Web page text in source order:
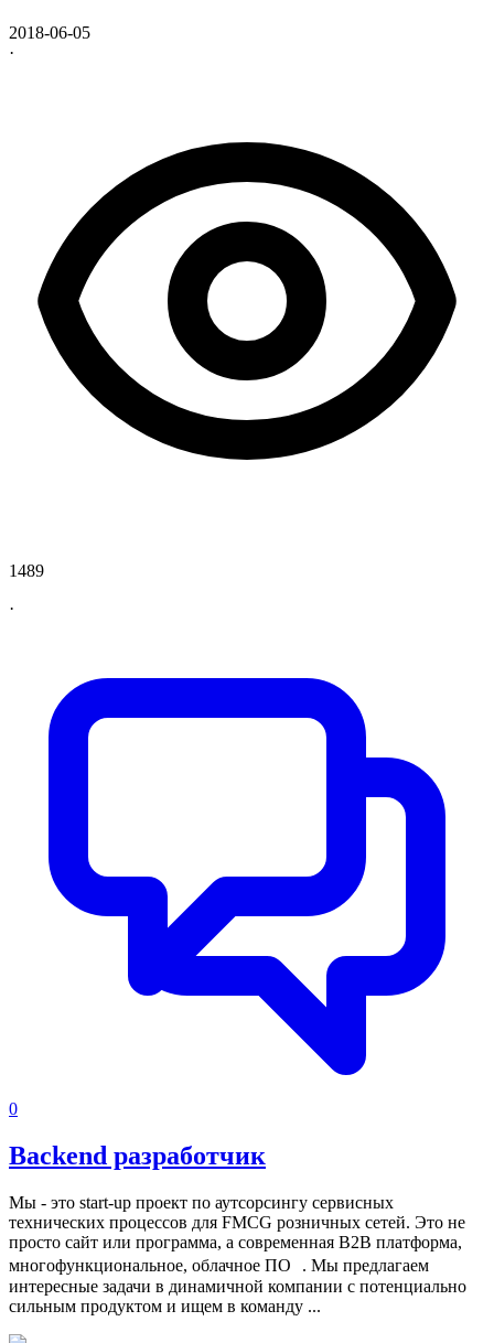
2018-06-05
·
1489
·
0
Backend разработчик
Мы - это start-up проект по аутсорсингу сервисных
технических процессов для FMCG розничных сетей. Это не
просто сайт или программа, а современная B2B платформа,
многофункциональное, облачное ПО . Мы предлагаем
интересные задачи в динамичной компании с потенциально
сильным продуктом и ищем в команду ...